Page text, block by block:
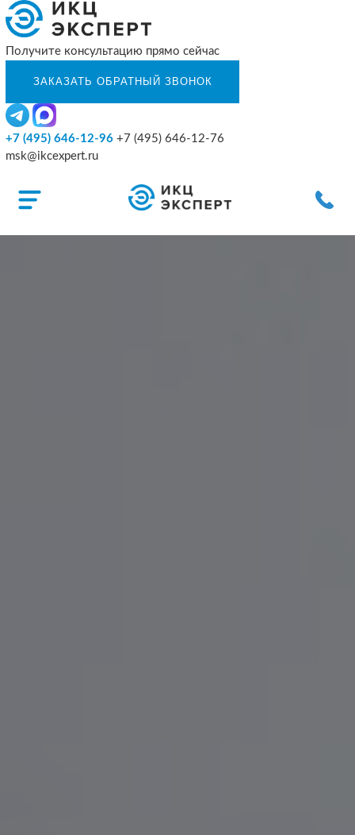
Получите консультацию прямо сейчас
+7 (495) 646-12-96 +7 (495) 646-12-76
msk@ikcexpert.ru